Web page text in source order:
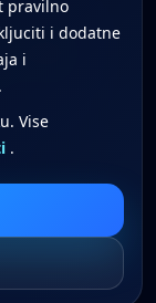
koja nudi
na različitim
najvažnije
lige,
i ekskluzivne
celih snimaka
pravilno
i dodatne
i
Vise
.